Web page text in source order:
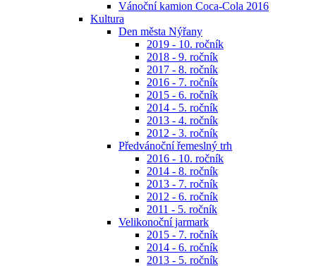
Vánoční kamion Coca-Cola 2016
Kultura
Den města Nýřany
2019 - 10. ročník
2018 - 9. ročník
2017 - 8. ročník
2016 - 7. ročník
2015 - 6. ročník
2014 - 5. ročník
2013 - 4. ročník
2012 - 3. ročník
Předvánoční řemeslný trh
2016 - 10. ročník
2014 - 8. ročník
2013 - 7. ročník
2012 - 6. ročník
2011 - 5. ročník
Velikonoční jarmark
2015 - 7. ročník
2014 - 6. ročník
2013 - 5. ročník